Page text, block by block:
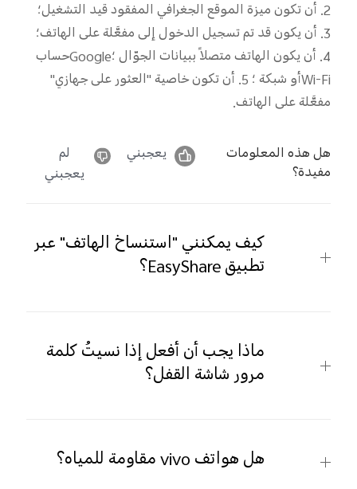
المفقود قيد التشغيل؛ 2. أن تكون ميزة الموقع الجغرافي
مفعَّلة على الهاتف؛3. أن يكون قد تم تسجيل الدخول إلى
حسابGoogle؛4. أن يكون الهاتف متصلاً ببيانات الجوّال
أو شبكةWi-Fi ؛ 5. أن تكون خاصية "العثور على جهازي"
مفعَّلة على الهاتف.
هل هذه المعلومات
مفيدة؟
يعجبني
لم
يعجبني
كيف يمكنني "استنساخ الهاتف" عبر
تطبيق EasyShare؟
ماذا يجب أن أفعل إذا نسيتُ كلمة
مرور شاشة القفل؟
هل هواتف vivo مقاومة للمياه؟